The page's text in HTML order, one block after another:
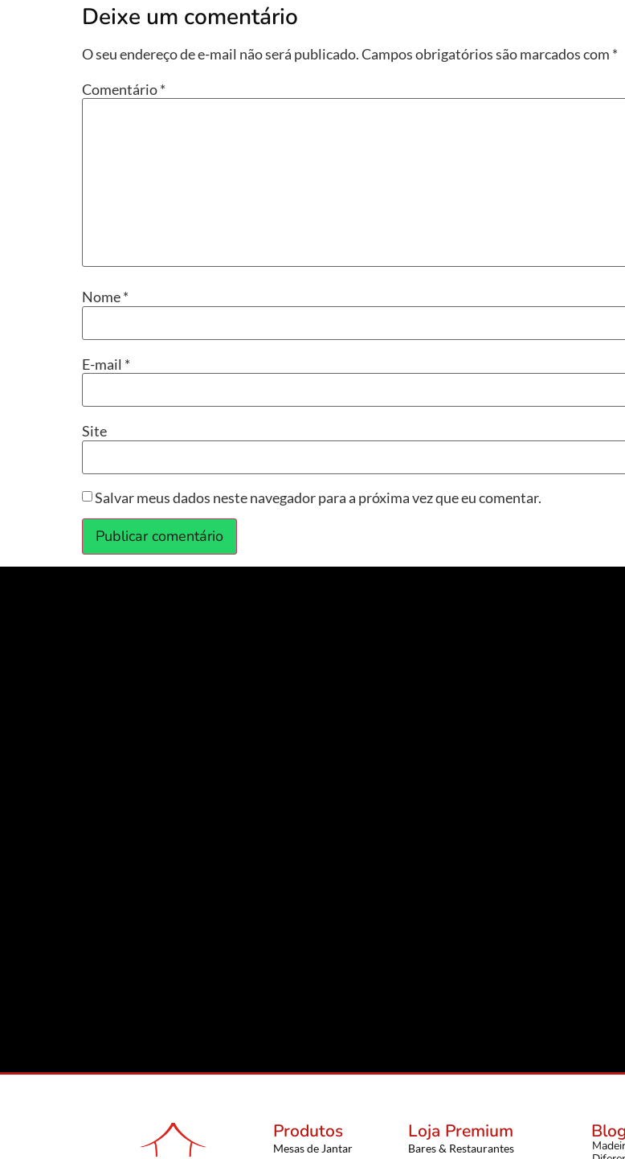
Deixe um comentário
O seu endereço de e-mail não será publicado.Campos obrigatórios são marcados com *
Comentário*
Nome*
E-mail *
Site
Salvar meus dados neste navegador para a próxima vez que eu comentar.
Produtos
Mesas de Jantar
Loja Premium
Bares & Restaurantes
Blog